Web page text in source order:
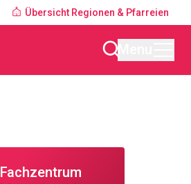
Übersicht Regionen & Pfarreien
Fachzentrum